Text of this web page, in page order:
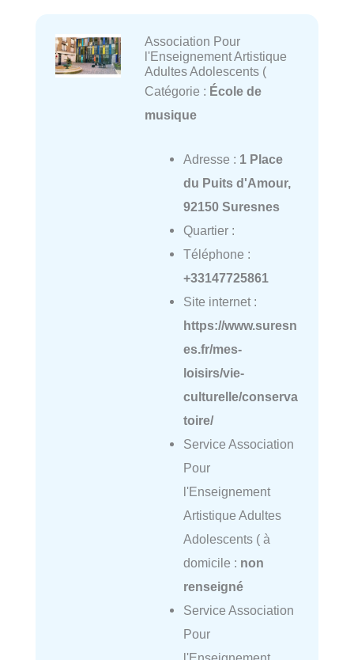
Association Pour
l'Enseignement Artistique
Adultes Adolescents (
Catégorie : École de
musique
Adresse : 1 Place
du Puits d'Amour,
92150 Suresnes
Quartier :
Téléphone :
+33147725861
Site internet :
https://www.suresn
es.fr/mes-
loisirs/vie-
culturelle/conserva
toire/
Service Association
Pour
l'Enseignement
Artistique Adultes
Adolescents ( à
domicile : non
renseigné
Service Association
Pour